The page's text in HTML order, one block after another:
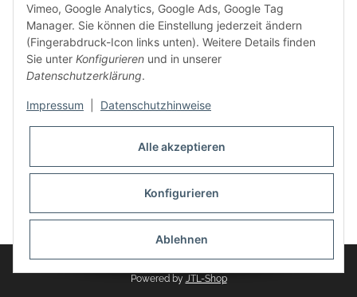
dasMOBILWERK® ist seit der Gründung ein
Familienunternehmen, welches sich seit 2010 auf
Wachstumskurs befindet. Hier haben Sie zu den üblichen
Geschäftszeiten immer einen persönlichen Ansprechpartner,
sofern Sie Fragen rund um die Produkte von dasMOBILWERK
* Alle Preise inkl. gesetzlicher USt., zzgl.Versand
Powered by JTL-Shop
Vimeo, Google Analytics, Google Ads, Google Tag
Manager. Sie können die Einstellung jederzeit ändern
(Fingerabdruck-Icon links unten). Weitere Details finden
Sie unter Konfigurieren und in unserer
Datenschutzerklärung.
Impressum Datenschutzhinweise
Alle akzeptieren
Konfigurieren
Ablehnen